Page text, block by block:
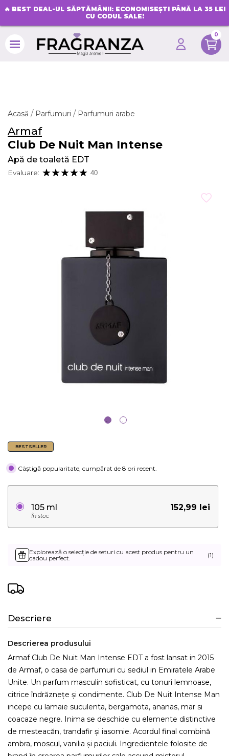
🔥 BEST DEAL-UL SĂPTĂMÂNII: ECONOMISEȘTI PÂNĂ LA 35 LEI
CU CODUL SALE!
0
Acasă Parfumuri Parfumuri arabe
Armaf
Club De Nuit Man Intense
Apă de toaletă EDT
Evaluare: 40
BESTSELLER
Câștigă popularitate, cumpărat de 8 ori recent.
152,99 lei
105 ml
În stoc
Explorează o selecție de seturi cu acest produs pentru un
cadou perfect.
(1)
Descriere
Descrierea produsului
Armaf Club De Nuit Man Intense EDT a fost lansat in 2015
de Armaf, o casa de parfumuri cu sediul in Emiratele Arabe
Unite. Un parfum masculin sofisticat, cu tonuri lemnoase,
citrice îndrăznețe și condimente. Club De Nuit Intense Man
incepe cu lamaie suculenta, bergamota, ananas, mar si
coacaze negre. Inima se deschide cu elemente distinctive
de mesteacăn, trandafir și iasomie. Acordul final combină
ambra, moscul, vanilia și paciuli. Ingredientele folosite de